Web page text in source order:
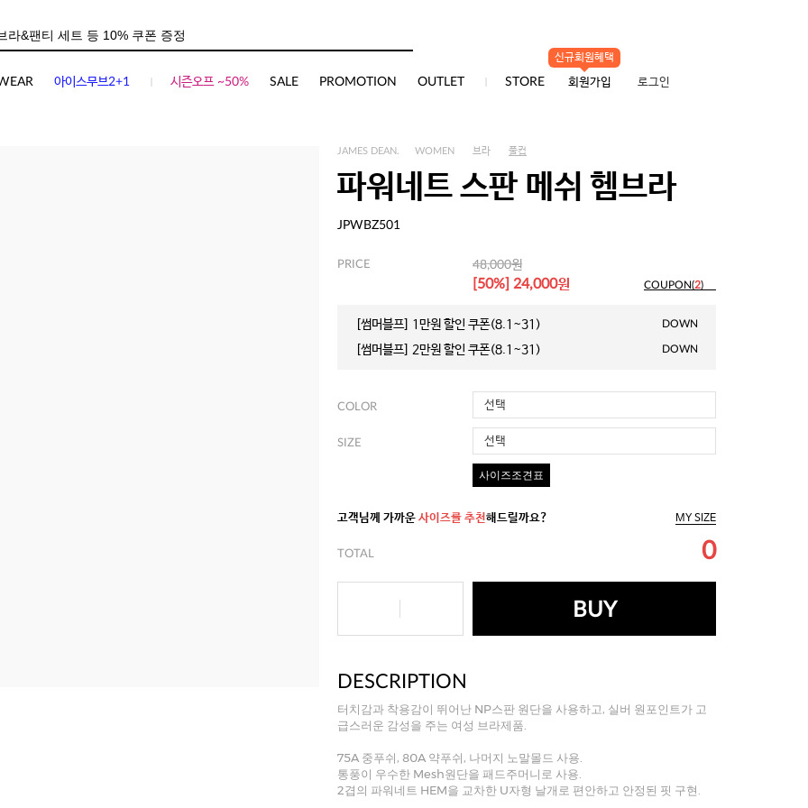
아이스무브2+1 시즌오프 ~50% SALE PROMOTION OUTLET STORE
신규회원혜택
회원가입 로그인
JAMES DEAN. WOMEN 브라 풀컵
파워네트 스판 메쉬 헴브라
JPWBZ501
PRICE 48,000원
[50%] 24,000원 COUPON(2)
[썸머블프] 1만원 할인 쿠폰(8.1~31) DOWN
[썸머블프] 2만원 할인 쿠폰(8.1~31) DOWN
COLOR 선택
SIZE 선택
사이즈조견표
고객님께 가까운 사이즈를 추천해드릴까요? MY SIZE
TOTAL 0
BUY
DESCRIPTION
터치감과 착용감이 뛰어난 NP스판 원단을 사용하고, 실버 원포인트가 고
급스러운 감성을 주는 여성 브라제품.
75A 중푸쉬, 80A 약푸쉬, 나머지 노말몰드 사용.
통풍이 우수한 Mesh원단을 패드주머니로 사용.
2겹의 파워네트 HEM을 교차한 U자형 날개로 편안하고 안정된 핏 구현.